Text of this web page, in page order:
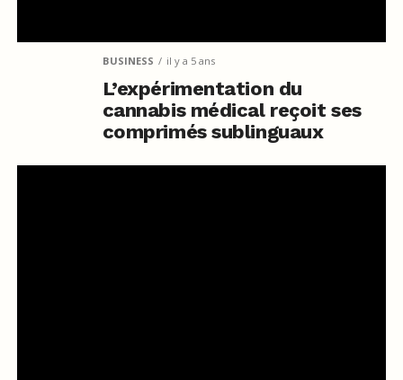
BUSINESS il y a 5 ans
L’expérimentation du
cannabis médical reçoit ses
comprimés sublinguaux